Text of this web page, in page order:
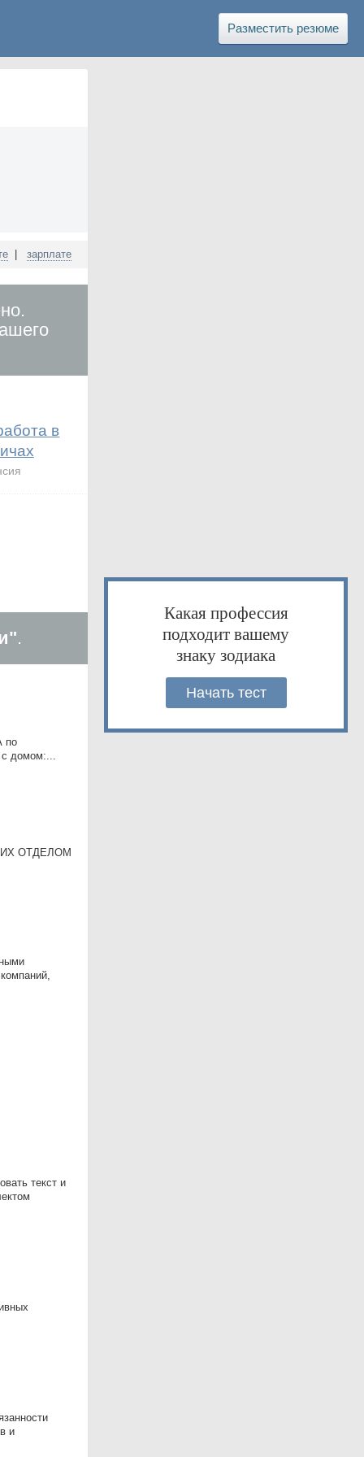
Разместить резюме
зарплате
в
.
по
с домом:...
ОТДЕЛОМ
текст и
и
Какая профессия
подходит вашему
знаку зодиака
Начать тест